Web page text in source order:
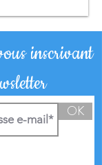
inscrivant
OK